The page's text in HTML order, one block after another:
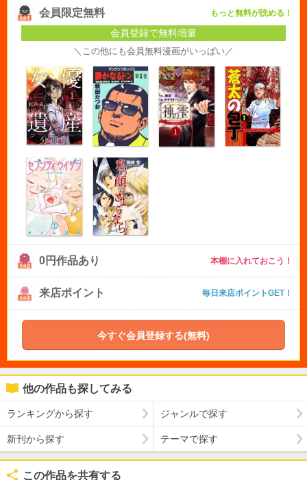
会員限定無料 もっと無料が読める！
会員登録で無料増量
＼この他にも会員無料漫画がいっぱい／
0円作品あり 本棚に入れておこう！
来店ポイント 毎日来店ポイントGET！
今すぐ会員登録する(無料)
他の作品も探してみる
ランキングから探す ジャンルで探す
新刊から探す テーマで探す
この作品を共有する